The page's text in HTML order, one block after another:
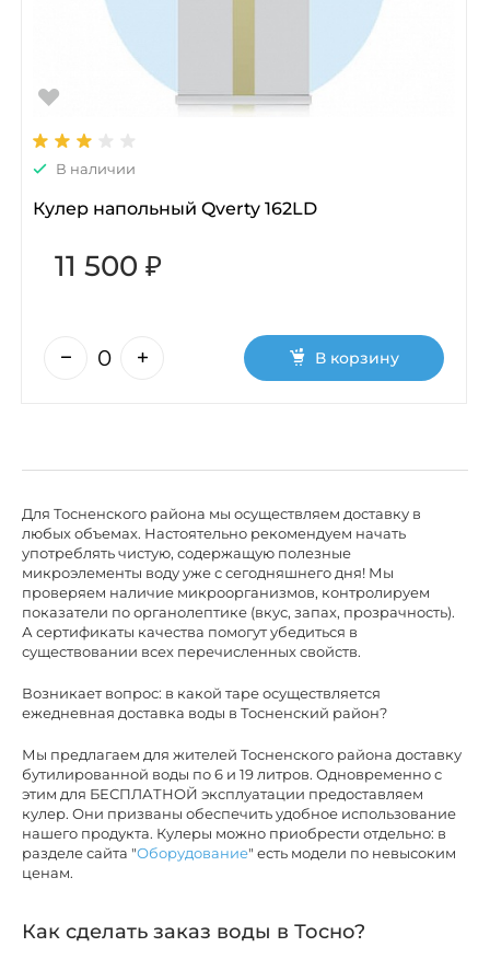
В наличии
Кулер напольный Qverty 162LD
11 500 ₽
В корзину
Для Тосненского района мы осуществляем доставку в
любых объемах. Настоятельно рекомендуем начать
употреблять чистую, содержащую полезные
микроэлементы воду уже с сегодняшнего дня! Мы
проверяем наличие микроорганизмов, контролируем
показатели по органолептике (вкус, запах, прозрачность).
А сертификаты качества помогут убедиться в
существовании всех перечисленных свойств.
Возникает вопрос: в какой таре осуществляется
ежедневная доставка воды в Тосненский район?
Мы предлагаем для жителей Тосненского района доставку
бутилированной воды по 6 и 19 литров. Одновременно с
этим для БЕСПЛАТНОЙ эксплуатации предоставляем
кулер. Они призваны обеспечить удобное использование
нашего продукта. Кулеры можно приобрести отдельно: в
разделе сайта "Оборудование" есть модели по невысоким
ценам.
Как сделать заказ воды в Тосно?